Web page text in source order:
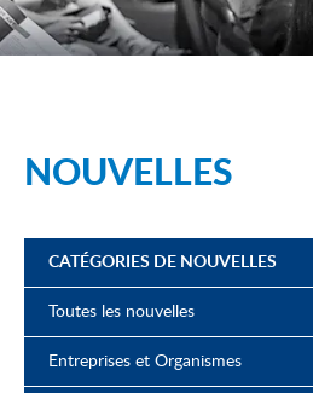
NOUVELLES
CATÉGORIES DE NOUVELLES
Toutes les nouvelles
Entreprises et Organismes